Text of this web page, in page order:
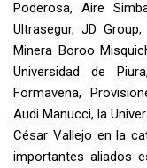
Poderosa, Aire
Ultrasegur, JD
Minera Boroo
Universidad de
Formavena,
Audi Manucci, la
César Vallejo en la
importantes aliados